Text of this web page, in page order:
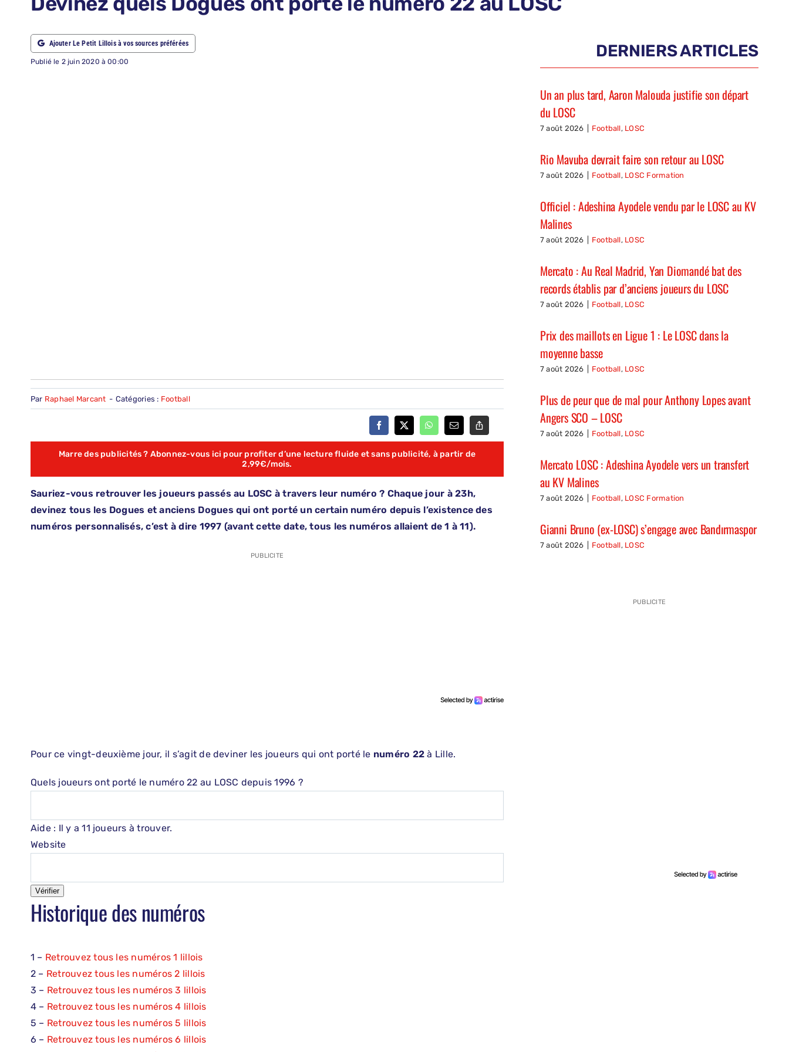
RECHERCHER:
Ajouter Le Petit Lillois à vos sources préférées
Publié le 2 juin 2020 à 00:00
Par Raphael Marcant - Catégories : Football
Marre des publicités ? Abonnez-vous ici pour profiter d’une lecture fluide et sans publicité, à partir de
2,99€/mois.
Sauriez-vous retrouver les joueurs passés au LOSC à travers leur numéro ? Chaque jour à 23h,
devinez tous les Dogues et anciens Dogues qui ont porté un certain numéro depuis l’existence des
numéros personnalisés, c’est à dire 1997 (avant cette date, tous les numéros allaient de 1 à 11).
PUBLICITE
Pour ce vingt-deuxième jour, il s’agit de deviner les joueurs qui ont porté le numéro 22 à Lille.
Quels joueurs ont porté le numéro 22 au LOSC depuis 1996 ?
Aide : Il y a 11 joueurs à trouver.
Website
Vérifier
Historique des numéros
1 – Retrouvez tous les numéros 1 lillois
2 – Retrouvez tous les numéros 2 lillois
3 – Retrouvez tous les numéros 3 lillois
4 – Retrouvez tous les numéros 4 lillois
5 – Retrouvez tous les numéros 5 lillois
6 – Retrouvez tous les numéros 6 lillois
DERNIERS ARTICLES
Un an plus tard, Aaron Malouda justifie son départ
du LOSC
7 août 2026 Football, LOSC
Rio Mavuba devrait faire son retour au LOSC
7 août 2026 Football, LOSC Formation
Officiel : Adeshina Ayodele vendu par le LOSC au KV
Malines
7 août 2026 Football, LOSC
Mercato : Au Real Madrid, Yan Diomandé bat des
records établis par d’anciens joueurs du LOSC
7 août 2026 Football, LOSC
Prix des maillots en Ligue 1 : Le LOSC dans la
moyenne basse
7 août 2026 Football, LOSC
Plus de peur que de mal pour Anthony Lopes avant
Angers SCO – LOSC
7 août 2026 Football, LOSC
Mercato LOSC : Adeshina Ayodele vers un transfert
au KV Malines
7 août 2026 Football, LOSC Formation
Gianni Bruno (ex-LOSC) s’engage avec Bandırmaspor
7 août 2026 Football, LOSC
PUBLICITE